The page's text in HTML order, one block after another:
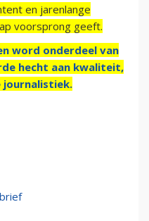
en jarenlange
voorsprong geeft.
word onderdeel van
hecht aan kwaliteit,
journalistiek.